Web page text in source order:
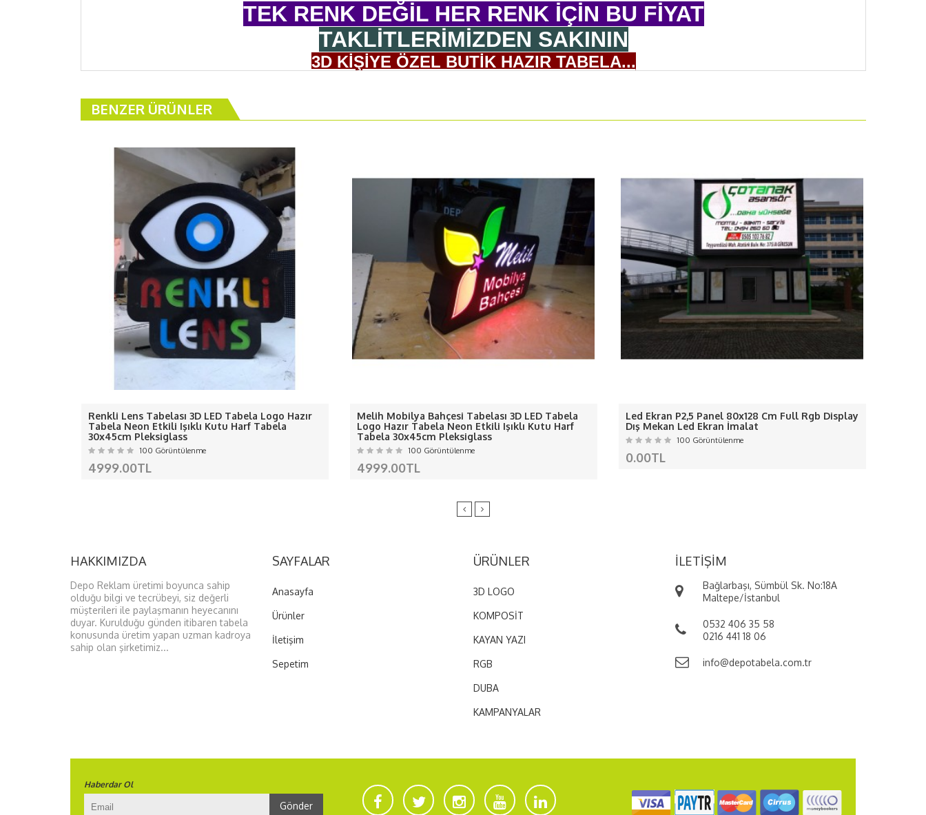
TEK RENK DEĞİL HER RENK İÇİN BU FİYAT
TAKLİTLERİMİZDEN SAKININ
3D KİŞİYE ÖZEL BUTİK HAZIR TABELA...
KURULUMU ÇOK BASİTTİR. 5 CM KALINLIĞI VARDIR, HAFİFTİR
BU ÜRÜNDE NEDEN BİZİ TERCİH ETMELİSİNİZ
- Ürünümüzde 1 değil 2 değil ledlerin akımı ölçülerek gerektiği kadar adaptör kullanılıyor... adaptör kullanıyoruz-
Renk geçişleri yoktur net renkler de yanar.-
-Dış ortam için arkası silikonla değil 10 mm dekota kullanılır.-
-Ledlerimiz kaliteli canlı ışık veren sağlam ledlerdir.-
-Ledlerimizi kalkma yapmaması için arka plakaya sağlamlaştırıyoruz.-
ÜRÜNÜMÜZ KALIP İMALATI DEĞİLDİR
ÖZEL ÇALIŞMALARINIZ İÇİN LÜTFEN İRTİBATA GEÇİNİZ
NOT:Kargo ve KDV fiyata dahil değildir.
Kargo kaynaklı gecikmelerden ve Kargo da oluşan hasarlardan firmamız sorumlu değildir...
Almanya, Avusturya, Belçika, Bulgaristan, Hırvatistan, Danimarka, İspanya, Estonya, Finlandiya, Fransa, Yunanistan, Macaristan, İrlanda, İtalya, Letonya,
Litvanya, Lüksemburg, Malta, Hollanda, Polonya, Portekiz, Çek Cumhuriyeti, Romanya , Slovakya, Slovenya, İsveç
AMERİKA
Amerika Birleşik Devletleri ( USA ), Kanada
BENZER ÜRÜNLER
Renkli Lens Tabelası 3D LED Tabela Logo Hazır
Tabela Neon Etkili Işıklı Kutu Harf Tabela
30x45cm Pleksiglass
100 Görüntülenme
4999.00TL
Melih Mobilya Bahçesi Tabelası 3D LED Tabela
Logo Hazır Tabela Neon Etkili Işıklı Kutu Harf
Tabela 30x45cm Pleksiglass
100 Görüntülenme
4999.00TL
Led Ekran P2,5 Panel 80x128 Cm Full Rgb Display
Dış Mekan Led Ekran İmalat
100 Görüntülenme
0.00TL
HAKKIMIZDA
Depo Reklam üretimi boyunca sahip
olduğu bilgi ve tecrübeyi, siz değerli
müşterileri ile paylaşmanın heyecanını
duyar. Kurulduğu günden itibaren tabela
konusunda üretim yapan uzman kadroya
sahip olan şirketimiz...
SAYFALAR
Anasayfa
Ürünler
İletişim
Sepetim
ÜRÜNLER
3D LOGO
KOMPOSİT
KAYAN YAZI
RGB
DUBA
KAMPANYALAR
İLETIŞIM
Bağlarbaşı, Sümbül Sk. No:18A
Maltepe/İstanbul
0532 406 35 58
0216 441 18 06
info@depotabela.com.tr
Haberdar Ol
Gönder